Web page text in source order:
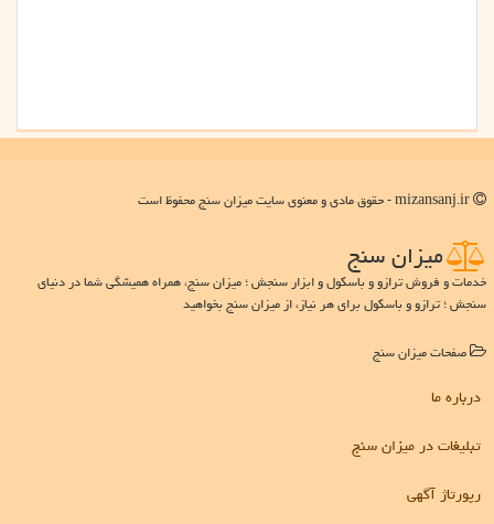
میزان سنج
خدمات و فروش ترازو و باسکول و ابزار سنجش ؛ میزان سنج، همراه همیشگی شما در دنیای
سنجش ؛ ترازو و باسکول برای هر نیاز، از میزان سنج بخواهید
صفحات میزان سنج
درباره ما
تبلیغات در میزان سنج
رپورتاژ آگهی